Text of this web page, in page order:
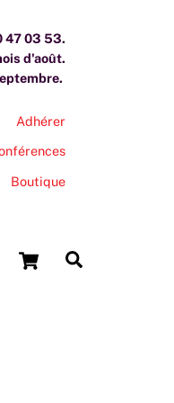
Cart
47 03 53.
d'août.
Adhérer
Boutique